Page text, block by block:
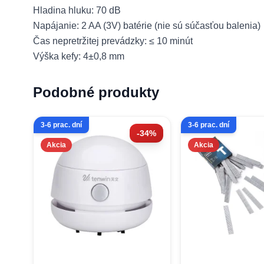
Hladina hluku: 70 dB
Napájanie: 2 AA (3V) batérie (nie sú súčasťou balenia)
Čas nepretržitej prevádzky: ≤ 10 minút
Výška kefy: 4±0,8 mm
Podobné produkty
Akcia
-34%
3-6 prac. dní
Akcia
3-6 prac. dní